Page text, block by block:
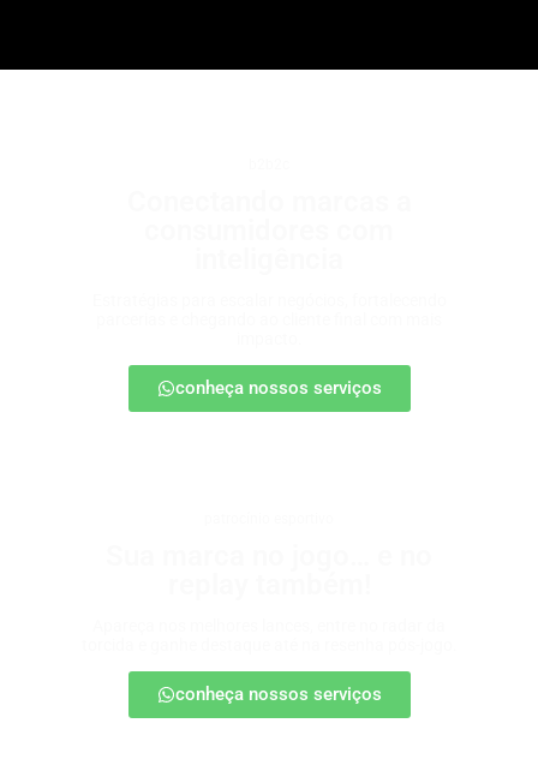
conheça nossos serviços
conheça nossos serviços